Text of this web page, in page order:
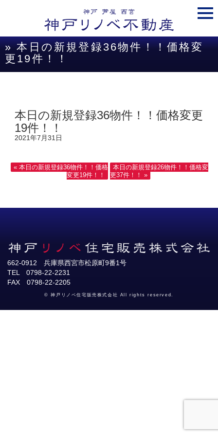
» 本日の新規登録36物件！！価格変
更19件！！
本日の新規登録36物件！！価格変更
19件！！
2021年7月31日
« 本日の新規登録36物件！！価格
変更19件！！
本日の新規登録26物件！！価格変
更37件！！ »
662-0912 兵庫県西宮市松原町9番1号
TEL 0798-22-2231
FAX 0798-22-2205
© 神戸リノベ住宅販売株式会社 All rights reserved.